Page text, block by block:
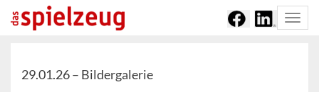
29.01.26 – Bildergalerie